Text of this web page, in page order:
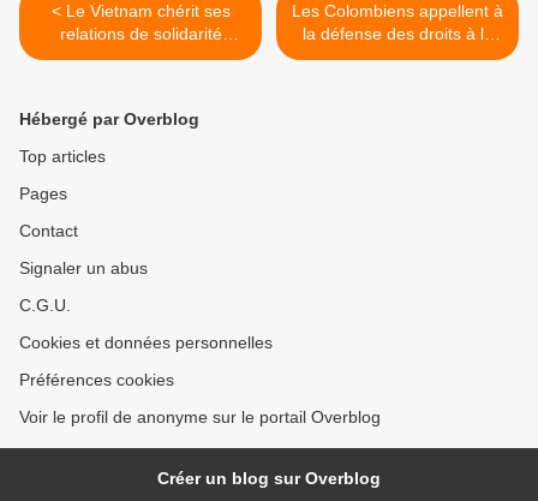
< Le Vietnam chérit ses
relations de solidarité
fraternelle avec Cuba
Les Colombiens appellent à
la défense des droits à la
retraite et à la santé
Hébergé par Overblog
Top articles
Pages
Contact
Signaler un abus
C.G.U.
Cookies et données personnelles
Préférences cookies
Voir le profil de anonyme sur le portail Overblog
Créer un blog sur Overblog